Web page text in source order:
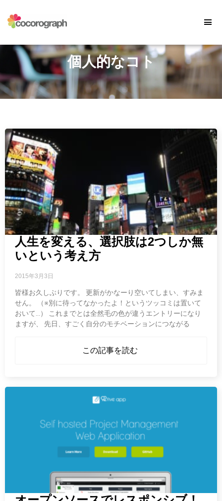
個人的なコト
人生を変える、選択肢は2つしか無
いという考え方
2015年3月3日
皆様お久しぶりです。 更新がかなーり空いてしまい、すみま
せん。 （※別に待ってなかったよ！というツッコミは置いて
おいて…） これまでとは全然毛の色が違うエントリーになり
ますが、 先日、すごく自分のモチベーションにつながる
この記事を読む